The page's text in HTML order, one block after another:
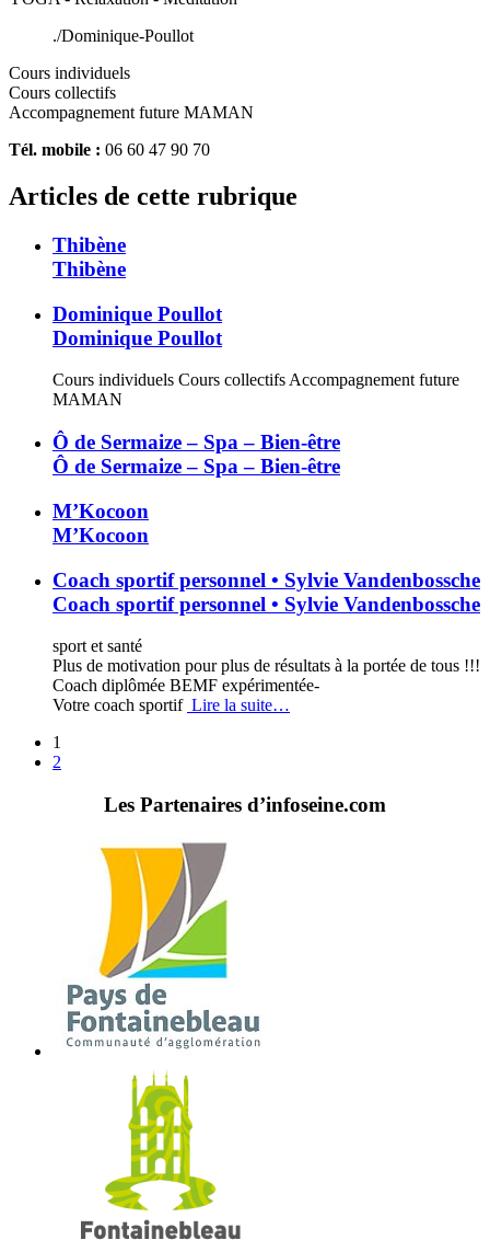
./Dominique-Poullot
Cours individuels
Cours collectifs
Accompagnement future MAMAN
Tél. mobile : 06 60 47 90 70
Articles de cette rubrique
Thibène
Thibène
Dominique Poullot
Dominique Poullot
Cours individuels Cours collectifs Accompagnement future
MAMAN
Ô de Sermaize – Spa – Bien-être
Ô de Sermaize – Spa – Bien-être
M’Kocoon
M’Kocoon
Coach sportif personnel • Sylvie Vandenbossche
Coach sportif personnel • Sylvie Vandenbossche
sport et santé
Plus de motivation pour plus de résultats à la portée de tous !!!
Coach diplômée BEMF expérimentée-
Votre coach sportif Lire la suite…
1
2
Les Partenaires d’infoseine.com